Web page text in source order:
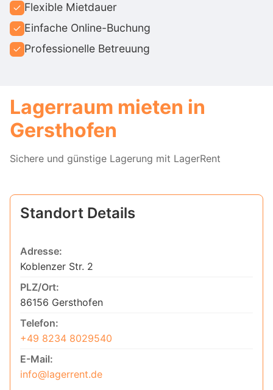
Flexible Mietdauer
Einfache Online-Buchung
Professionelle Betreuung
Lagerraum mieten in
Gersthofen
Sichere und günstige Lagerung mit LagerRent
Standort Details
Adresse:
Koblenzer Str. 2
PLZ/Ort:
86156 Gersthofen
Telefon:
+49 8234 8029540
E-Mail:
info@lagerrent.de